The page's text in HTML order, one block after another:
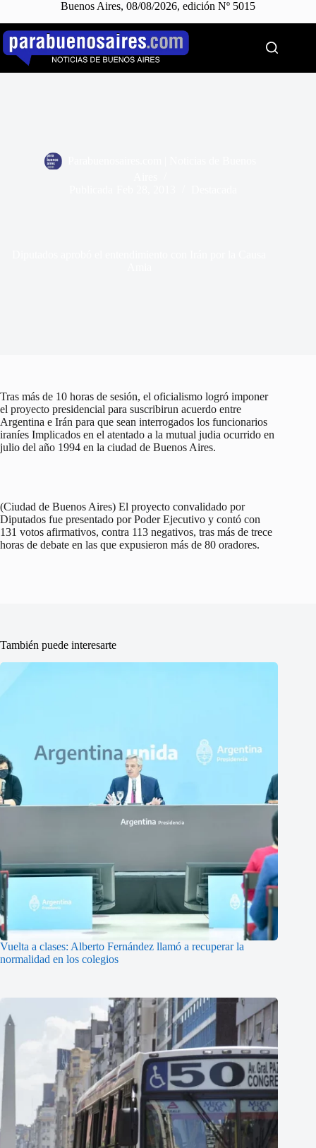
Buenos Aires, 08/08/2026, edición Nº 5015
Saltar
contenido
Tras más de 10 horas de sesión, el oficialismo logró imponer
el proyecto presidencial para suscribirun acuerdo entre
Argentina e Irán para que sean interrogados los funcionarios
iraníes Implicados en el atentado a la mutual judia ocurrido en
julio del año 1994 en la ciudad de Buenos Aires.
(Ciudad de Buenos Aires) El proyecto convalidado por
Diputados fue presentado por Poder Ejecutivo y contó con
131 votos afirmativos, contra 113 negativos, tras más de trece
horas de debate en las que expusieron más de 80 oradores.
También puede interesarte
Vuelta a clases: Alberto Fernández llamó a recuperar la
normalidad en los colegios